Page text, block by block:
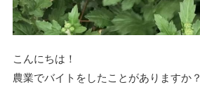
こんにちは！
農業でバイトをしたことがありますか？